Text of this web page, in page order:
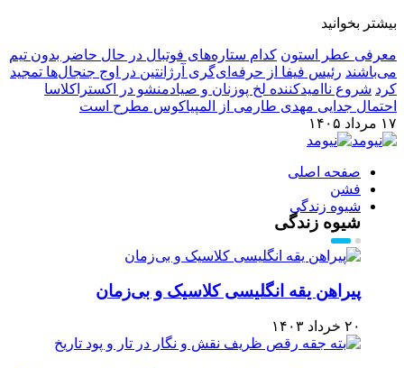
بیشتر بخوانید
معرفی عطر استون کدام ستاره‌های فوتبال در حال حاضر بدون تیم
می‌باشند رئیس فیفا از حرفه‌ای‌گری آرژانتین در اوج جنجال‌ها تمجید
کرد شروع ناامیدکننده لخ پوزنان و صیادمنشو در اکستراکلاسا
احتمال جدایی مهدی طارمی از المپیاکوس مطرح است
۱۷ مرداد ۱۴۰۵
صفحه اصلی
فشن
شیوه زندگی
شیوه زندگی
پیراهن یقه انگلیسی کلاسیک و بی‌زمان
۲۰ خرداد ۱۴۰۳